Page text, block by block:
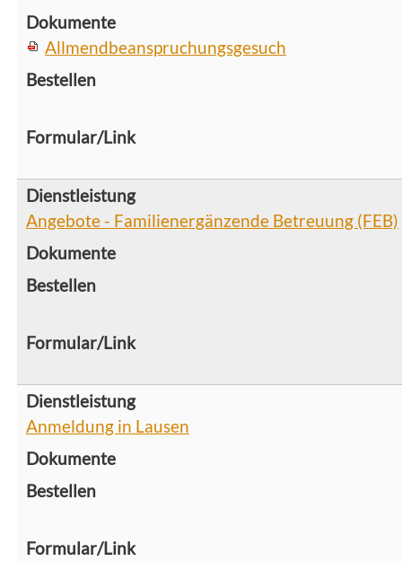
Allmendbeanspruchungsgesuch
Angebote - Familienergänzende Betreuung (FEB)
Anmeldung in Lausen